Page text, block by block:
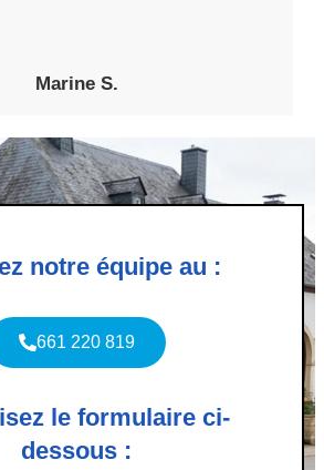
Marine S.
notre équipe au :
661 220 819
le formulaire ci-
dessous :